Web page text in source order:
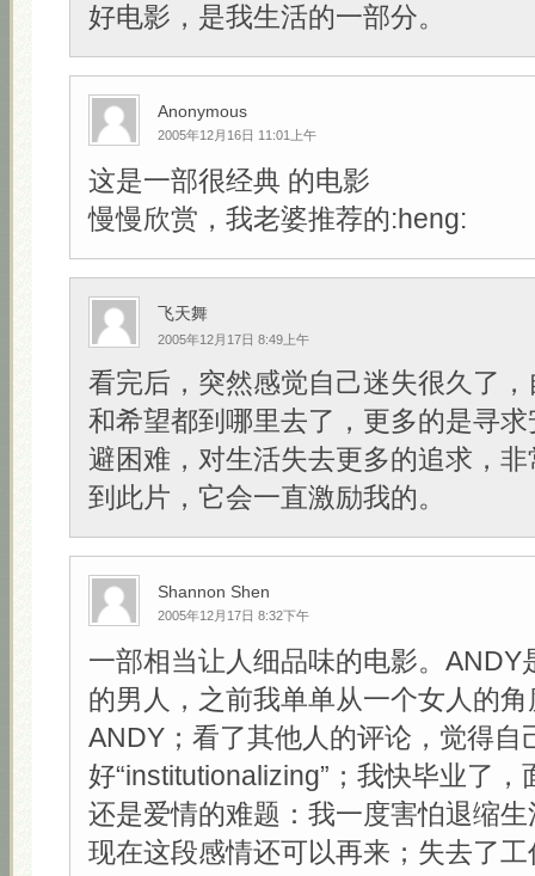
好电影，是我生活的一部分。
Anonymous
2005年12月16日 11:01上午
这是一部很经典 的电影
慢慢欣赏，我老婆推荐的:heng:
飞天舞
2005年12月17日 8:49上午
看完后，突然感觉自己迷失很久了
和希望都到哪里去了，更多的是寻
避困难，对生活失去更多的追求，
到此片，它会一直激励我的。
Shannon Shen
2005年12月17日 8:32下午
一部相当让人细品味的电影。ANDY
的男人，之前我单单从一个女人的
ANDY；看了其他人的评论，觉得自
好“institutionalizing”；我快毕业了，
还是爱情的难题：我一度害怕退缩
现在这段感情还可以再来；失去了